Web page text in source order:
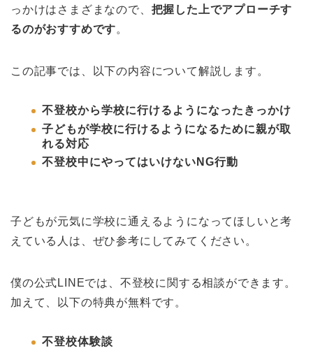
っかけはさまざまなので、 把握した上でアプローチす
るのがおすすめです。
この記事では、以下の内容について解説します。
不登校から学校に行けるようになったきっかけ
子どもが学校に行けるようになるために親が取
れる対応
不登校中にやってはいけないNG行動
子どもが元気に学校に通えるようになってほしいと考
えている人は、ぜひ参考にしてみてください。
僕の公式LINEでは、不登校に関する相談ができます。
加えて、以下の特典が無料です。
不登校体験談